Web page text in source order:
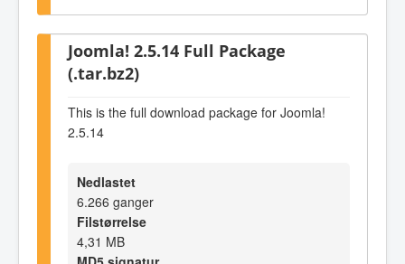
Joomla! 2.5.14 Full Package
(.tar.bz2)
This is the full download package for Joomla!
2.5.14
Nedlastet
6.266 ganger
Filstørrelse
4,31 MB